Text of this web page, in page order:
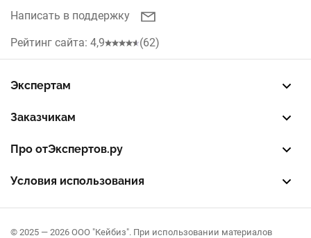
Написать в поддержку
Рейтинг сайта: 4,9 (62)
Экспертам
Заказчикам
Про отЭкспертов.ру
Условия использования
© 2025 — 2026 ООО "Кейбиз". При использовании материалов